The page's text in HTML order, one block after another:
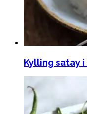
Kylling satay